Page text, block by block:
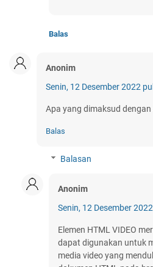
Balas
Anonim
Senin, 12 Desember 2022
Apa yang dimaksud dengan
Balas
Balasan
Anonim
Senin, 12 Desember
Elemen HTML VIDEO
dapat digunakan untuk
media video yang